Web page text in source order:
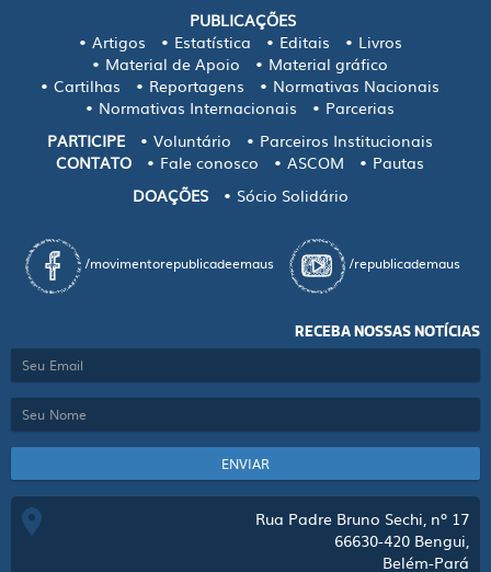
PUBLICAÇÕES
Artigos
Estatística Editais
Livros
Material de Apoio
Material gráfico
Cartilhas
Reportagens
Normativas Nacionais
Normativas Internacionais
Parcerias
PARTICIPE
Voluntário
Parceiros Institucionais
CONTATO
Fale conosco ASCOM
Pautas
DOAÇÕES
Sócio Solidário
/movimentorepublicadeemaus /republicademaus
RECEBA NOSSAS NOTÍCIAS
ENVIAR
Rua Padre Bruno Sechi, nº 17
66630-420 Bengui,
Belém-Pará